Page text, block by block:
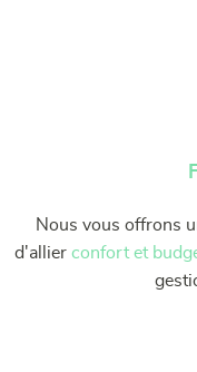
Nous vous offrons
d'allier confort et